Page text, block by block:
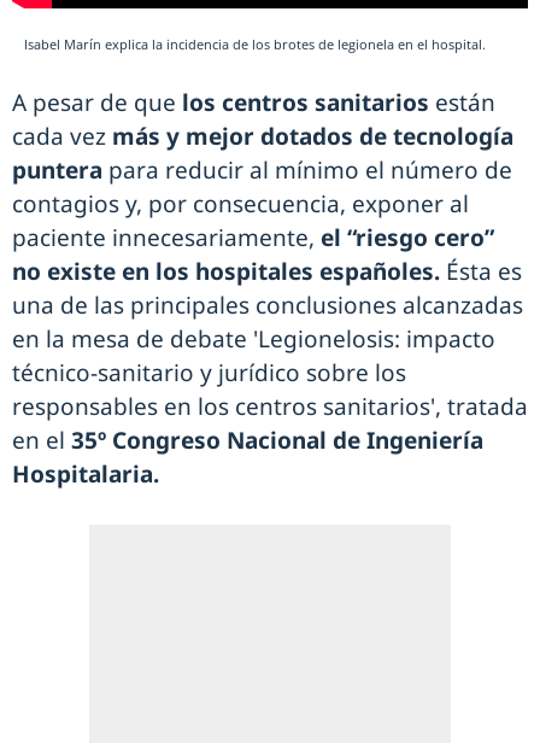
Isabel Marín explica la incidencia de los brotes de legionela en el hospital.
A pesar de que los centros sanitarios están
cada vez más y mejor dotados de tecnología
puntera para reducir al mínimo el número de
contagios y, por consecuencia, exponer al
paciente innecesariamente, el “riesgo cero”
no existe en los hospitales españoles. Ésta es
una de las principales conclusiones alcanzadas
en la mesa de debate 'Legionelosis: impacto
técnico-sanitario y jurídico sobre los
responsables en los centros sanitarios', tratada
en el 35º Congreso Nacional de Ingeniería
Hospitalaria.